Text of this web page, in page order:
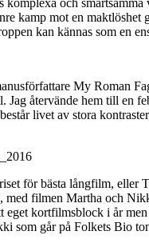
kamp mot en maktlöshet
kan kännas som en
My Roman
Jag återvände hem till en
livet av stora
för bästa långfilm, eller
med filmen Martha och
eget kortfilmsblock i år
som går på Folkets Bio